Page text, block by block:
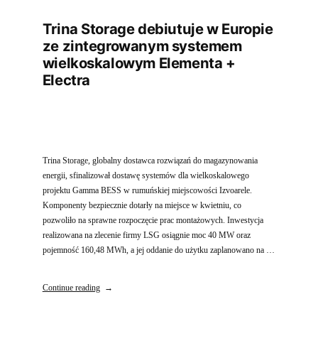
Trina Storage debiutuje w Europie
ze zintegrowanym systemem
wielkoskalowym Elementa +
Electra
Trina Storage, globalny dostawca rozwiązań do magazynowania
energii, sfinalizował dostawę systemów dla wielkoskalowego
projektu Gamma BESS w rumuńskiej miejscowości Izvoarele.
Komponenty bezpiecznie dotarły na miejsce w kwietniu, co
pozwoliło na sprawne rozpoczęcie prac montażowych. Inwestycja
realizowana na zlecenie firmy LSG osiągnie moc 40 MW oraz
pojemność 160,48 MWh, a jej oddanie do użytku zaplanowano na …
Continue reading